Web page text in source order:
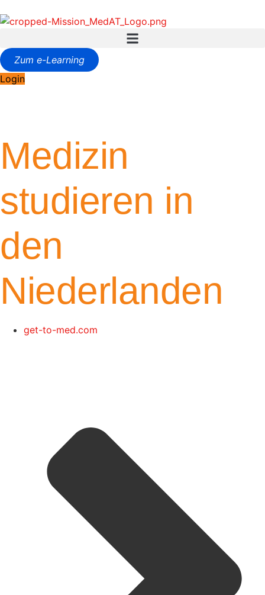
Zum e-Learning
Login
Medizin
studieren in
den
Niederlanden
get-to-med.com